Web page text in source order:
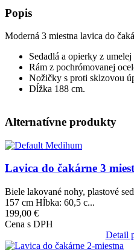
Popis
Moderná 3 miestna lavica do
Sedadlá a opierky z
Rám z pochrómovanej
Nožičky s proti sklzovou
Dĺžka 188 cm.
Alternatívne produkty
Obrázok
Lavica do čakárne 3
Biele lakované nohy, plastové
157 cm Hĺbka: 60,5 c...
199,00 €
Cena s DPH
Detail
Obrázok